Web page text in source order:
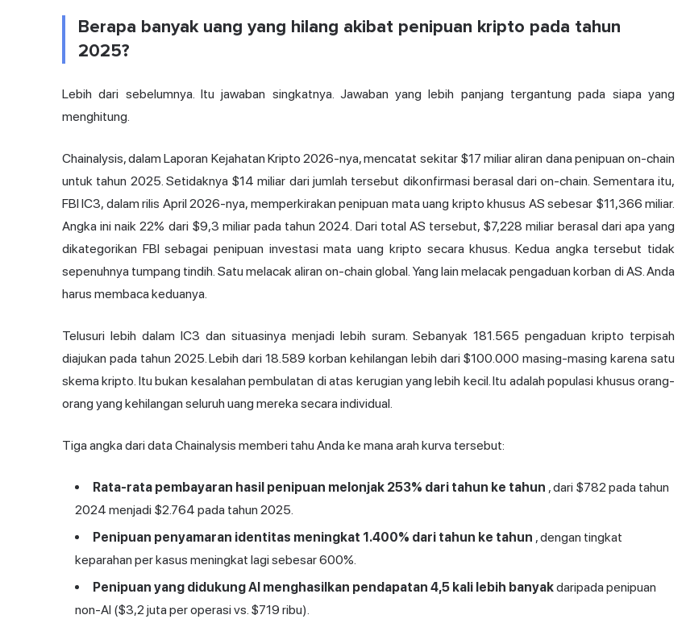
Berapa banyak uang yang hilang akibat penipuan kripto pada tahun
2025?
Lebih dari sebelumnya. Itu jawaban singkatnya. Jawaban yang lebih panjang tergantung pada siapa yang
menghitung.
Chainalysis, dalam Laporan Kejahatan Kripto 2026-nya, mencatat sekitar $17 miliar aliran dana penipuan on-chain
untuk tahun 2025. Setidaknya $14 miliar dari jumlah tersebut dikonfirmasi berasal dari on-chain. Sementara itu,
FBI IC3, dalam rilis April 2026-nya, memperkirakan penipuan mata uang kripto khusus AS sebesar $11,366 miliar.
Angka ini naik 22% dari $9,3 miliar pada tahun 2024. Dari total AS tersebut, $7,228 miliar berasal dari apa yang
dikategorikan FBI sebagai penipuan investasi mata uang kripto secara khusus. Kedua angka tersebut tidak
sepenuhnya tumpang tindih. Satu melacak aliran on-chain global. Yang lain melacak pengaduan korban di AS. Anda
harus membaca keduanya.
Telusuri lebih dalam IC3 dan situasinya menjadi lebih suram. Sebanyak 181.565 pengaduan kripto terpisah
diajukan pada tahun 2025. Lebih dari 18.589 korban kehilangan lebih dari $100.000 masing-masing karena satu
skema kripto. Itu bukan kesalahan pembulatan di atas kerugian yang lebih kecil. Itu adalah populasi khusus orang-
orang yang kehilangan seluruh uang mereka secara individual.
Tiga angka dari data Chainalysis memberi tahu Anda ke mana arah kurva tersebut:
Rata-rata pembayaran hasil penipuan melonjak 253% dari tahun ke tahun , dari $782 pada tahun
2024 menjadi $2.764 pada tahun 2025.
Penipuan penyamaran identitas meningkat 1.400% dari tahun ke tahun , dengan tingkat
keparahan per kasus meningkat lagi sebesar 600%.
Penipuan yang didukung AI menghasilkan pendapatan 4,5 kali lebih banyakdaripada penipuan
non-AI ($3,2 juta per operasi vs. $719 ribu).